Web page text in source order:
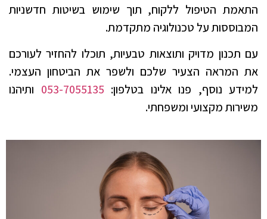
התאמת הטיפול ללקוח, תוך שימוש בשיטות חדשניות
המבוססות על טכנולוגיה מתקדמת.
עם תכנון מדויק ותוצאות טבעיות, תוכלו להחזיר לעורכם
את המראה הצעיר שלכם ולשפר את הביטחון העצמי.
למידע נוסף, פנו אלינו בטלפון: 053-7055135 ותיהנו
משירות מקצועי ומשפחתי.